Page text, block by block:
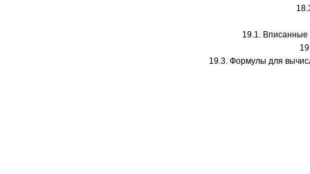
19.1. Вписанные
19.3. Формулы для